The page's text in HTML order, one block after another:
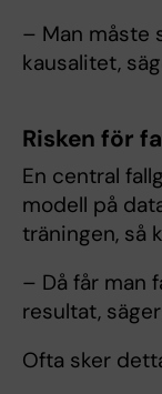
– Man måste
kausalitet,
Risken för
En central
modell på
träningen, så
– Då får man
resultat,
Ofta sker